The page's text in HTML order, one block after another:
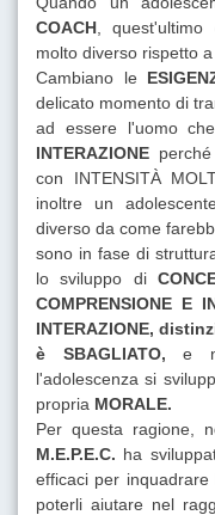
COACH ,
molto diverso rispetto
Cambiano le
delicato momento di
ad essere l'uomo
INTERAZIONE
con INTENSITÀ
inoltre un
diverso da come
sono in fase di
lo sviluppo di
COMPRENSIONE E
INTERAZIONE,
è SBAGLIATO, e
l'adolescenza si
propria MORALE.
Per questa ragione,
M.E.P.E.C. ha
efficaci per
poterli aiutare nel